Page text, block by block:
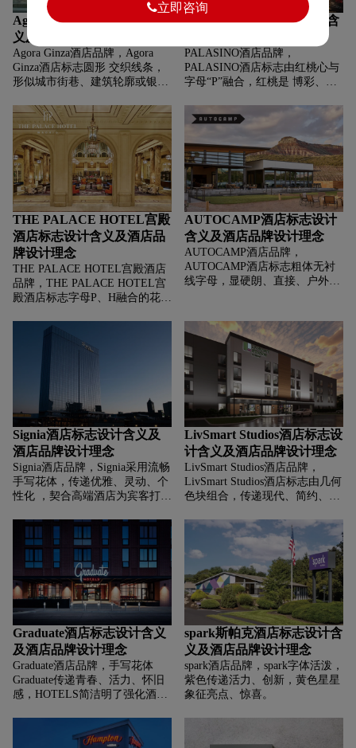
Agora Ginza酒店标志设计含
义及酒店品牌设计理念
Agora Ginza酒店品牌，‌‌‌Agora
Ginza酒店标志圆形 交织线条，
形似城市街巷、建筑轮廓或银座
都市活力，字母显亲切、现代、
精致，棕色调传递沉稳、高端。
PALASINO酒店标志设计含
PALASINO酒店品牌，‌‌‌
PALASINO酒店标志由红桃心与
字母“P”融合，红桃是 博彩、娱
字母，强化识别性。红色、深蓝
调，红色显热情、活力、博彩属
性，深蓝显 稳重、专业、集团
化。
THE PALACE HOTEL宫殿
酒店标志设计含义及酒店品
牌设计理念
THE PALACE HOTEL宫殿酒店
品牌，‌‌‌THE PALACE HOTEL宫
殿酒店标志字母P、H融合的花体
蕴，契合皇宫酒店定位，象征酒
店如宫殿般精致高端，兼具艺术
美感与尊贵气质。
AUTOCAMP酒店标志设计
含义及酒店品牌设计理念
AUTOCAMP酒店品牌，‌‌‌
AUTOCAMP酒店标志粗体无衬
线字母，显硬朗、直接、户外
营体验，风格简洁有力的定位。
Signia酒店标志设计含义及
酒店品牌设计理念
Signia酒店品牌，‌‌‌Signia采用流畅
手写花体，传递优雅、灵动、个
性化 ，契合高端酒店为宾客打造
用经典衬线字体，深蓝色调显 沉
稳、高端、国际化。
LivSmart Studios酒店标志设
计含义及酒店品牌设计理念
LivSmart Studios酒店品牌，‌‌‌
LivSmart Studios酒店标志由几何
色块组合，传递现代、简约、多
洁现代，绿色显自然、活力 ，
蓝、紫、绿配色传递 科技感与时
尚感。
Graduate酒店标志设计含义
及酒店品牌设计理念
Graduate酒店品牌，‌‌‌手写花体
Graduate传递青春、活力、怀旧
感，HOTELS简洁明了强化酒店
接校园文化与城市体验，充满年
轻活力的酒店形象。
spark斯帕克酒店标志设计含
义及酒店品牌设计理念
spark酒店品牌，‌‌‌spark字体活泼，
紫色传递活力、创新，黄色星星
象征亮点、惊喜。
立即咨询